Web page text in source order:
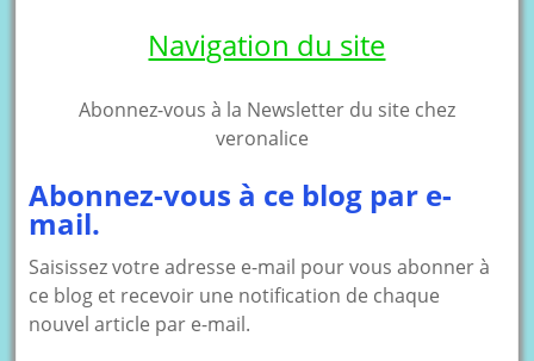
Navigation du site
Abonnez-vous à la Newsletter du site chez
veronalice
Abonnez-vous à ce blog par e-
mail.
Saisissez votre adresse e-mail pour vous abonner à
ce blog et recevoir une notification de chaque
nouvel article par e-mail.